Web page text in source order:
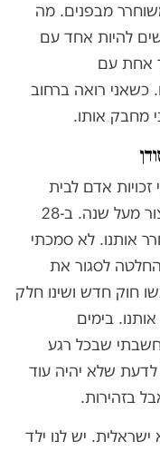
מבפנים. מה
להיות אחד עם
אחת עם
כשאני רואה ברחוב
מחבק אותו.
אדם לבית
המשפט, שהחליט לשחרר כל מי שעצור מעל שנה. ב-28
למדינה 15 יום לשחרר אותנו. לא סמכתי
לסגור את
חוק חדש ושינו חלק
בימים
חשבתי שבכל רגע
לדעת שלא יהיה עוד
בזהירות.
יש לנו ילד